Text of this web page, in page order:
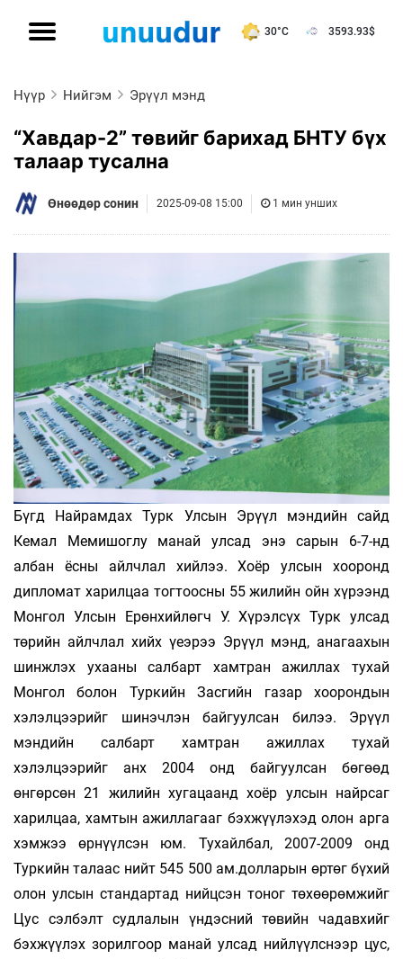
30°C 3593.93$
Нүүр Нийгэм Эрүүл мэнд
“Хавдар-2” төвийг барихад БНТУ бүх
талаар тусална
Өнөөдөр сонин 2025-09-08 15:00 1 мин унших
Бүгд Найрамдах Турк Улсын Эрүүл мэндийн сайд
Кемал Мемишоглу манай улсад энэ сарын 6-7-нд
албан ёсны айлчлал хийлээ. Хоёр улсын хооронд
дипломат харилцаа тогтоосны 55 жилийн ойн хүрээнд
Монгол Улсын Ерөнхийлөгч У. Хүрэлсүх Турк улсад
төрийн айлчлал хийх үеэрээ Эрүүл мэнд, анагаахын
шинжлэх ухааны салбарт хамтран ажиллах тухай
Монгол болон Туркийн Засгийн газар хоорондын
хэлэлцээрийг шинэчлэн байгуулсан билээ. Эрүүл
мэндийн салбарт хамтран ажиллах тухай
хэлэлцээрийг анх 2004 онд байгуулсан бөгөөд
өнгөрсөн 21 жилийн хугацаанд хоёр улсын найрсаг
харилцаа, хамтын ажиллагааг бэхжүүлэхэд олон арга
хэмжээ өрнүүлсэн юм. Тухайлбал, 2007-2009 онд
Туркийн талаас нийт 545 500 ам.долларын өртөг бүхий
олон улсын стандартад нийцсэн тоног төхөөрөмжийг
Цус сэлбэлт судлалын үндэсний төвийн чадавхийг
бэхжүүлэх зорилгоор манай улсад нийлүүлснээр цус,